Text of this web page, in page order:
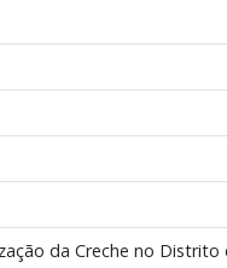
da Creche no Distrito